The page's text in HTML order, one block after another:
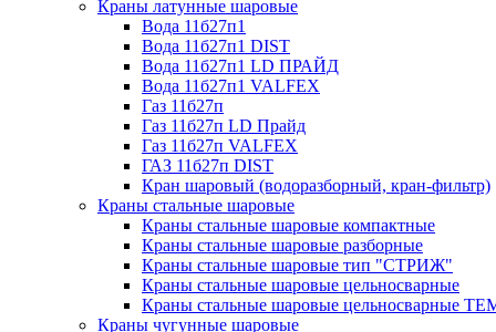
Краны латунные шаровые
Вода 11б27п1
Вода 11б27п1 DIST
Вода 11б27п1 LD ПРАЙД
Вода 11б27п1 VALFEX
Газ 11б27п
Газ 11б27п LD Прайд
Газ 11б27п VALFEX
ГАЗ 11б27п DIST
Кран шаровый (водоразборный, кран-фильтр)
Краны стальные шаровые
Краны стальные шаровые компактные
Краны стальные шаровые разборные
Краны стальные шаровые тип "СТРИЖ"
Краны стальные шаровые цельносварные
Краны стальные шаровые цельносварные
Краны чугунные шаровые